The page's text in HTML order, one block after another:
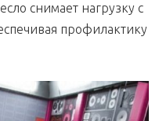
снимает нагрузку с
профилактику